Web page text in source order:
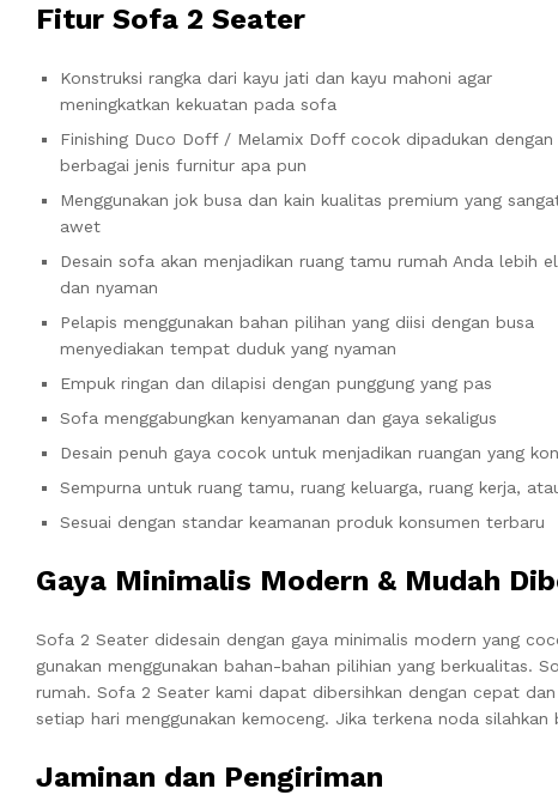
Fitur Sofa 2 Seater
Konstruksi rangka dari kayu jati dan kayu mahoni agar
meningkatkan kekuatan pada sofa
Finishing Duco Doff / Melamix Doff cocok dipadukan dengan
berbagai jenis furnitur apa pun
Menggunakan jok busa dan kain kualitas premium yang
awet
Desain sofa akan menjadikan ruang tamu rumah Anda lebih
dan nyaman
Pelapis menggunakan bahan pilihan yang diisi dengan busa
menyediakan tempat duduk yang nyaman
Empuk ringan dan dilapisi dengan punggung yang pas
Sofa menggabungkan kenyamanan dan gaya sekaligus
Desain penuh gaya cocok untuk menjadikan ruangan yang
Sempurna untuk ruang tamu, ruang keluarga, ruang kerja,
Sesuai dengan standar keamanan produk konsumen terbaru
Gaya Minimalis Modern & Mudah
Sofa 2 Seater didesain dengan gaya minimalis modern yang
gunakan menggunakan bahan-bahan pilihian yang berkualitas.
rumah. Sofa 2 Seater kami dapat dibersihkan dengan cepat
setiap hari menggunakan kemoceng. Jika terkena noda silahkan
Jaminan dan Pengiriman